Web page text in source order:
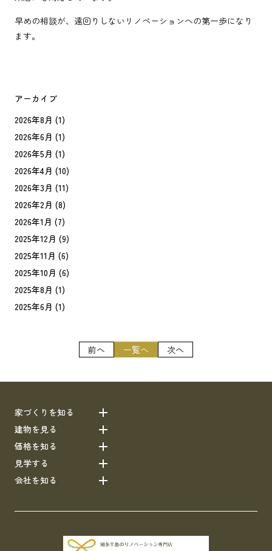
アーカイブ
2026年8月 (1)
2026年6月 (1)
2026年5月 (1)
2026年4月 (10)
2026年3月 (11)
2026年2月 (8)
2026年1月 (7)
2025年12月 (9)
2025年11月 (6)
2025年10月 (6)
2025年8月 (1)
2025年6月 (1)
早めの相談が、遠回りしないリノベーションへの第一歩になり
ます。
前へ 一覧へ 次へ
家づくりを知る
建物を見る
価格を知る
見学する
会社を知る